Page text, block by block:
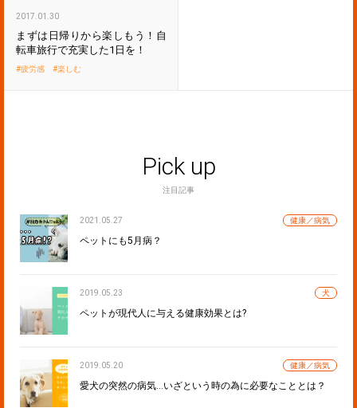
2017.01.30
まずは日帰りから楽しもう！自
転車旅行で充実した1日を！
疲労感 楽しむ
Pick up
注目記事
2021.05.27 健康／病気
ペットにも5月病？
2019.05.23 犬
ペットが現代人に与える健康効果とは?
2019.05.20 健康／病気
愛犬の突然の病気…いざという時の為に必要なこととは？